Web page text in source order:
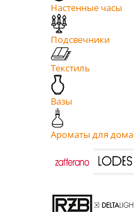
Настенные часы
Подсвечники
Текстиль
Вазы
Ароматы для дома